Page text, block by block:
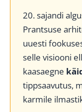
20. sajandi
Prantsuse
uuesti
selle visiooni
kaasaegne
tippsaavutus,
karmile